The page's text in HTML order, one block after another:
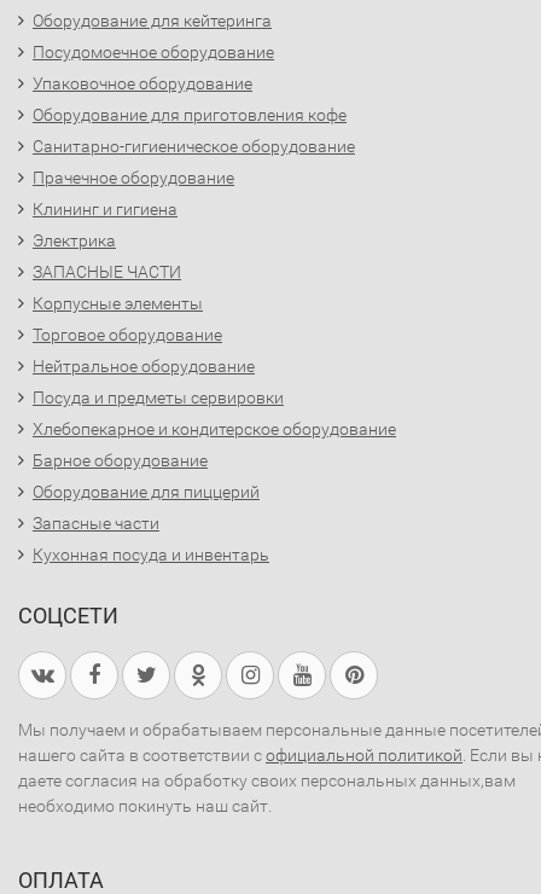
Оборудование для кейтеринга
Посудомоечное оборудование
Упаковочное оборудование
Оборудование для приготовления кофе
Санитарно-гигиеническое оборудование
Прачечное оборудование
Клининг и гигиена
Электрика
ЗАПАСНЫЕ ЧАСТИ
Корпусные элементы
Торговое оборудование
Нейтральное оборудование
Посуда и предметы сервировки
Хлебопекарное и кондитерское оборудование
Барное оборудование
Оборудование для пиццерий
Запасные части
Кухонная посуда и инвентарь
СОЦСЕТИ
Мы получаем и обрабатываем персональные данные
нашего сайта в соответствии софициальной политикой . Если вы
даете согласия на обработку своих персональных данных,вам
необходимо покинуть наш сайт.
ОПЛАТА